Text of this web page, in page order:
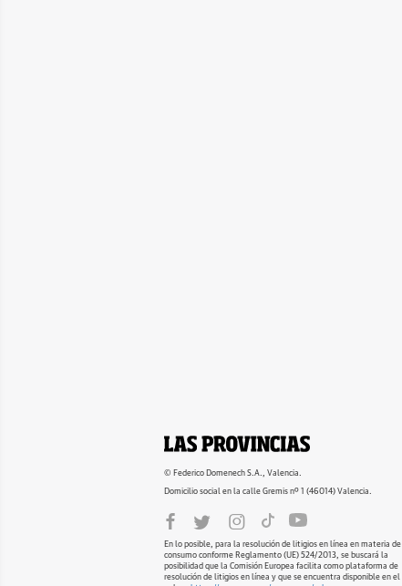
© Federico Domenech S.A., Valencia.
Domicilio social en la calle Gremis nº 1 (46014) Valencia.
En lo posible, para la resolución de litigios en línea en materia de
consumo conforme Reglamento (UE) 524/2013, se buscará la
posibilidad que la Comisión Europea facilita como plataforma de
resolución de litigios en línea y que se encuentra disponible en el